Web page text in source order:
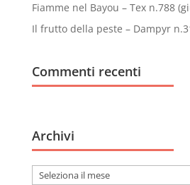
Fiamme nel Bayou – Tex n.788
Il frutto della peste – Dampyr
Commenti recenti
Archivi
Archivi